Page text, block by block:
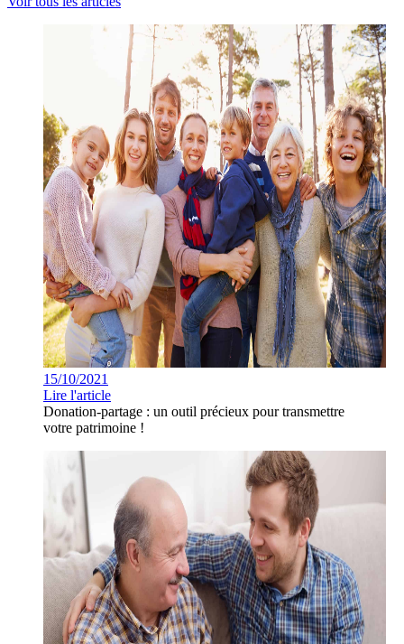
15/10/2021
Lire l'article
Donation-partage : un outil précieux pour transmettre
votre patrimoine !